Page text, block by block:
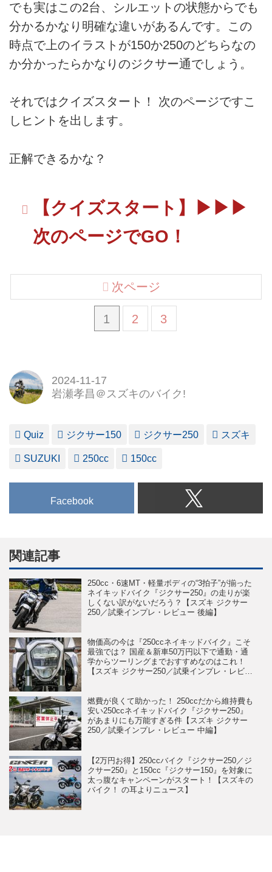
でも実はこの2台、シルエットの状態からでも
分かるかなり明確な違いがあるんです。この
時点で上のイラストが150か250のどちらなの
か分かったらかなりのジクサー通でしょう。
それではクイズスタート！ 次のページですこ
しヒントを出します。
正解できるかな？
【クイズスタート】▶▶▶
次のページでGO！
1 2 3
次ページ
2024-11-17
岩瀬孝昌＠スズキのバイク!
Quiz ジクサー150 ジクサー250 スズキ
SUZUKI 250cc 150cc
Facebook
関連記事
250cc・6速MT・軽量ボディの“3拍子”が揃った
ネイキッドバイク『ジクサー250』の走りが楽
しくない訳がないだろう？【スズキ ジクサー
250／試乗インプレ・レビュー 後編】
物価高の今は『250ccネイキッドバイク』こそ
最強では？ 国産＆新車50万円以下で通勤・通
学からツーリングまでおすすめなのはこれ！
【スズキ ジクサー250／試乗インプレ・レビュ
燃費が良くて助かった！ 250ccだから維持費も
安い250ccネイキッドバイク『ジクサー250』
があまりにも万能すぎる件【スズキ ジクサー
250／試乗インプレ・レビュー 中編】
【2万円お得】250ccバイク『ジクサー250／ジ
クサー250』と150cc『ジクサー150』を対象に
太っ腹なキャンペーンがスタート！【スズキの
バイク！ の耳よりニュース】